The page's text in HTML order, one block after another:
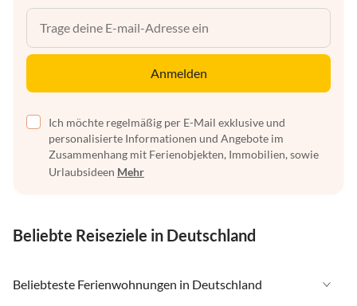
Anmelden
Ich möchte regelmäßig per E-Mail exklusive und
personalisierte Informationen und Angebote im
Zusammenhang mit Ferienobjekten, Immobilien, sowie
Urlaubsideen Mehr
Beliebte Reiseziele in Deutschland
Beliebteste Ferienwohnungen in Deutschland